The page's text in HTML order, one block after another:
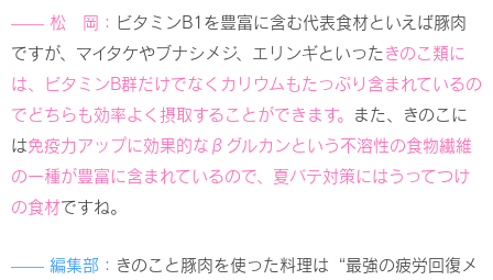
—— 松 岡： ビタミンB1を豊富に含む代表食材といえば豚肉
ですが、マイタケやブナシメジ、エリンギといったきのこ類に
は、ビタミンB群だけでなくカリウムもたっぷり含まれているの
でどちらも効率よく摂取することができます。
また、きのこに
は免疫力アップに効果的なβグルカンという不溶性の食物繊維
の一種が豊富に含まれているので、夏バテ対策にはうってつけ
の食材ですね。
—— 編集部： きのこと豚肉を使った料理は“最強の疲労回復メ